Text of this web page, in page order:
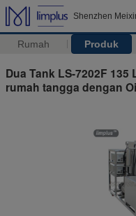
Shenzhen
Rumah Produk
Dua Tank LS-7202F
rumah tangga dengan